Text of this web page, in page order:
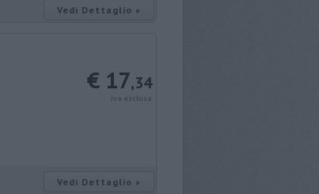
Vedi Dettaglio »
€ 17,34
iva esclusa
Vedi Dettaglio »